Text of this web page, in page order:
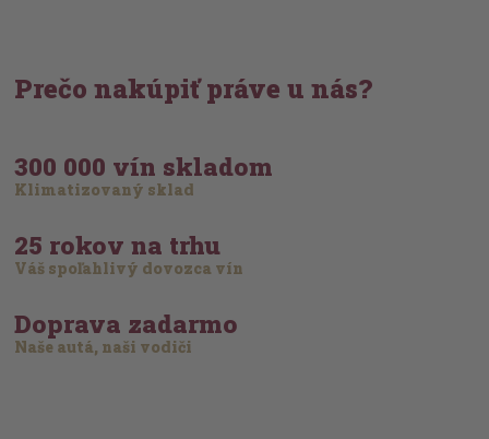
Prečo nakúpiť práve u nás?
300 000 vín skladom
Klimatizovaný sklad
25 rokov na trhu
Váš spoľahlivý dovozca vín
Doprava zadarmo
Naše autá, naši vodiči